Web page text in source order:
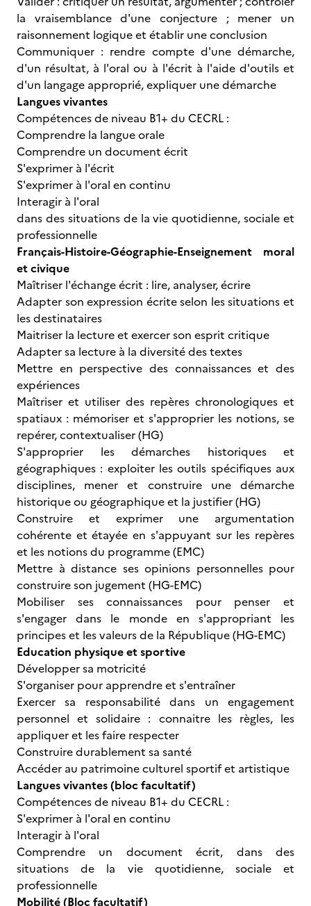
la vraisemblance d'une conjecture ; mener un
raisonnement logique et établir une conclusion
Communiquer : rendre compte d'une démarche,
d'un résultat, à l'oral ou à l'écrit à l'aide d'outils et
d'un langage approprié, expliquer une démarche
Langues vivantes
Compétences de niveau B1+ du CECRL :
Comprendre la langue orale
Comprendre un document écrit
S'exprimer à l'écrit
S'exprimer à l'oral en continu
Interagir à l'oral
dans des situations de la vie quotidienne, sociale et
professionnelle
Français-Histoire-Géographie-Enseignement moral
et civique
Maîtriser l'échange écrit : lire, analyser, écrire
Adapter son expression écrite selon les situations et
les destinataires
Maitriser la lecture et exercer son esprit critique
Adapter sa lecture à la diversité des textes
Mettre en perspective des connaissances et des
expériences
Maîtriser et utiliser des repères chronologiques et
spatiaux : mémoriser et s'approprier les notions, se
repérer, contextualiser (HG)
S'approprier les démarches historiques et
géographiques : exploiter les outils spécifiques aux
disciplines, mener et construire une démarche
historique ou géographique et la justifier (HG)
Construire et exprimer une argumentation
cohérente et étayée en s'appuyant sur les repères
et les notions du programme (EMC)
Mettre à distance ses opinions personnelles pour
construire son jugement (HG-EMC)
Mobiliser ses connaissances pour penser et
s'engager dans le monde en s'appropriant les
principes et les valeurs de la République (HG-EMC)
Education physique et sportive
Développer sa motricité
S'organiser pour apprendre et s'entraîner
Exercer sa responsabilité dans un engagement
personnel et solidaire : connaitre les règles, les
appliquer et les faire respecter
Construire durablement sa santé
Accéder au patrimoine culturel sportif et artistique
Langues vivantes (bloc facultatif)
Compétences de niveau B1+ du CECRL :
S'exprimer à l'oral en continu
Interagir à l'oral
Comprendre un document écrit, dans des
situations de la vie quotidienne, sociale et
professionnelle
Mobilité (Bloc facultatif)